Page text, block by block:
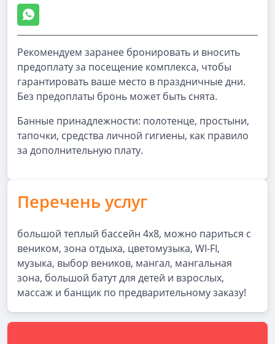
Рекомендуем заранее бронировать и вносить
предоплату за посещение комплекса, чтобы
гарантировать ваше место в праздничные дни.
Без предоплаты бронь может быть снята.
Банные принадлежности: полотенце, простыни,
тапочки, средства личной гигиены, как правило
за дополнительную плату.
Перечень услуг
большой теплый бассейн 4х8, можно париться с
веником, зона отдыха, цветомузыка, WI-FI,
музыка, выбор веников, мангал, мангальная
зона, большой батут для детей и взрослых,
массаж и банщик по предварительному заказу!